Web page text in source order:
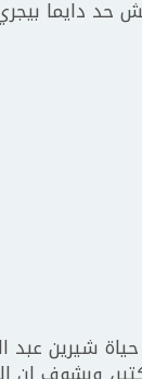
حد دايما
شيرين عبد